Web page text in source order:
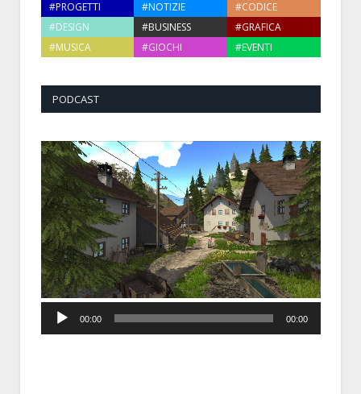
#PROGETTI #NOTIZIE
#CODICE
#DESIGN
#BUSINESS
#GRAFICA
#MUSICA
#GIOCHI #EVENTI
PODCAST
Player
00:00 00:00